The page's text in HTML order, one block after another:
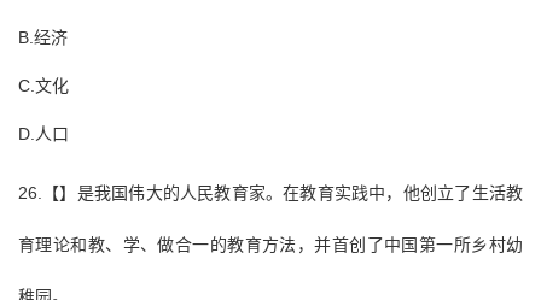
B.经济
C.文化
D.人口
26.【】是我国伟大的人民教育家。在教育实践中，他创立了生活教
育理论和教、学、做合一的教育方法，并首创了中国第一所乡村幼